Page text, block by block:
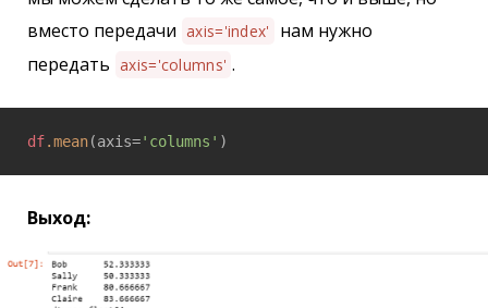
вместо передачи axis='index'
нам нужно
передать axis='columns' .
df.mean(axis='columns' )
Выход: